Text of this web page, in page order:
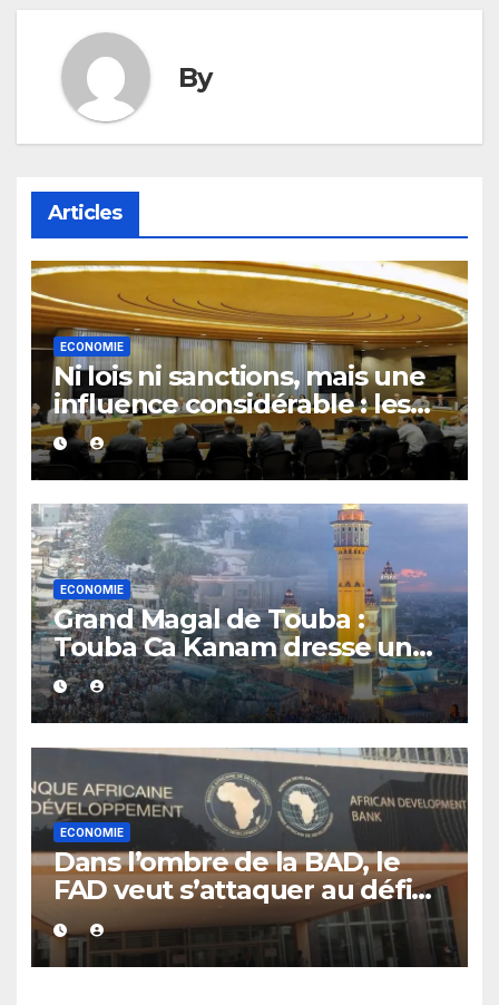
By
Articles
ECONOMIE
Ni lois ni sanctions, mais une
influence considérable : les
secrets du Financial Stability
Board
ECONOMIE
Grand Magal de Touba :
Touba Ca Kanam dresse un
bilan positif et se fixe un
objectif de 7 milliards FCFA
ECONOMIE
Dans l’ombre de la BAD, le
FAD veut s’attaquer au défi
de la dette africaine